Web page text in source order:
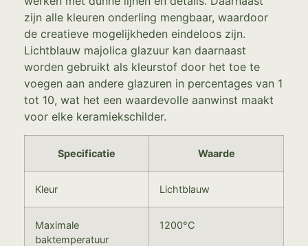
zijn alle kleuren onderling mengbaar, waardoor
de creatieve mogelijkheden eindeloos zijn.
Lichtblauw majolica glazuur kan daarnaast
worden gebruikt als kleurstof door het toe te
voegen aan andere glazuren in percentages van 1
tot 10, wat het een waardevolle aanwinst maakt
voor elke keramiekschilder.
Specificatie Waarde
Kleur Lichtblauw
Maximale
baktemperatuur
1200°C